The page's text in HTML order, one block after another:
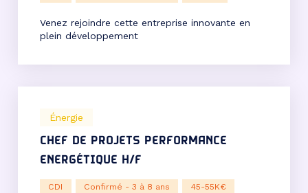
Venez rejoindre cette entreprise innovante en
plein développement
Énergie
CHEF DE PROJETS PERFORMANCE
ENERGÉTIQUE H/F
CDI Confirmé - 3 à 8 ans 45-55K€